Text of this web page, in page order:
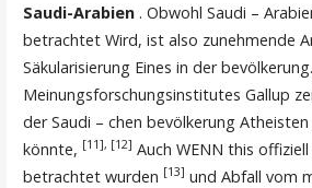
Saudi-Arabien. Obwohl Saudi –
betrachtet Wird, ist also zunehmende
Säkularisierung Eines in der
Meinungsforschungsinstitutes Gallup
der Saudi – chen bevölkerung Atheisten
könnte, [11], [12] Auch WENN this
betrachtet wurden [13] und Abfall vom